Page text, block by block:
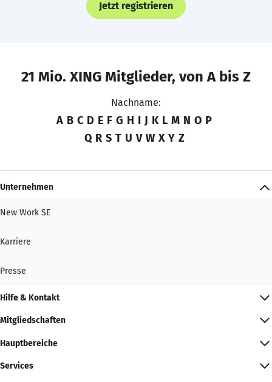
Jetzt registrieren
21 Mio. XING Mitglieder, von A bis Z
Nachname:
A B C D E F G H I J K L M N O P
Q R S T U V W X Y Z
Unternehmen
New Work SE
Karriere
Presse
Hilfe & Kontakt
Mitgliedschaften
Hauptbereiche
Services